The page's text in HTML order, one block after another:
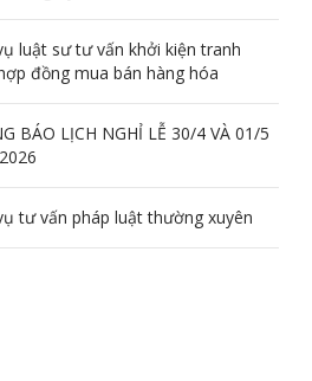
luật sư tư vấn khởi kiện tranh
đồng mua bán hàng hóa
BÁO LỊCH NGHỈ LỄ 30/4 VÀ 01/5
tư vấn pháp luật thường xuyên